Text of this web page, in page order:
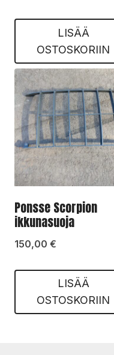
LISÄÄ
OSTOSKORIIN
Ponsse Scorpion
ikkunasuoja
150,00 €
LISÄÄ
OSTOSKORIIN